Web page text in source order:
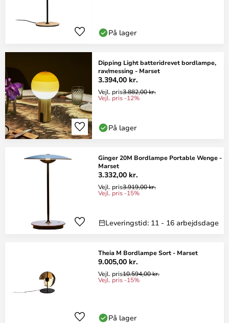
På lager
Dipping Light batteridrevet bordlampe,
rav/messing - Marset
3.394,00 kr.
Vejl. pris3.882,00 kr.
Vejl. pris -12%
På lager
Ginger 20M Bordlampe Portable Wenge -
Marset
3.332,00 kr.
Vejl. pris3.919,00 kr.
Vejl. pris -15%
Leveringstid: 11 - 16 arbejdsdage
Theia M Bordlampe Sort - Marset
9.005,00 kr.
Vejl. pris10.594,00 kr.
Vejl. pris -15%
På lager